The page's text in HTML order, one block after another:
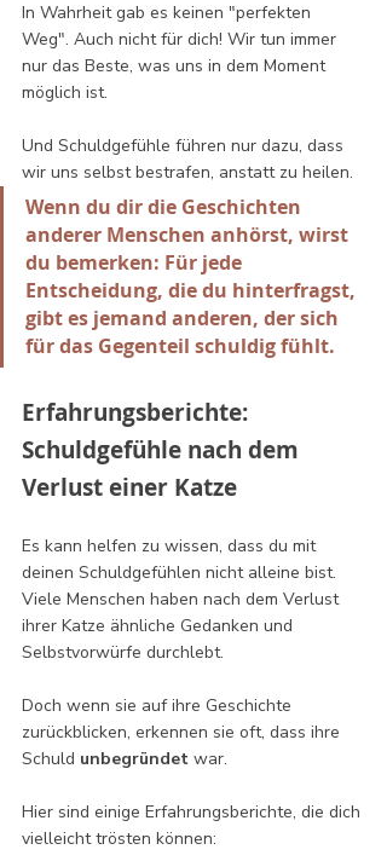
In Wahrheit gab es keinen "perfekten
Weg". Auch nicht für dich! Wir tun immer
nur das Beste, was uns in dem Moment
möglich ist.
Und Schuldgefühle führen nur dazu, dass
wir uns selbst bestrafen, anstatt zu heilen.
Wenn du dir die Geschichten
anderer Menschen anhörst, wirst
du bemerken: Für jede
Entscheidung, die du hinterfragst,
gibt es jemand anderen, der sich
für das Gegenteil schuldig fühlt.
Erfahrungsberichte:
Schuldgefühle nach dem
Verlust einer Katze
Es kann helfen zu wissen, dass du mit
deinen Schuldgefühlen nicht alleine bist.
Viele Menschen haben nach dem Verlust
ihrer Katze ähnliche Gedanken und
Selbstvorwürfe durchlebt.
Doch wenn sie auf ihre Geschichte
zurückblicken, erkennen sie oft, dass ihre
Schuld unbegründet war.
Hier sind einige Erfahrungsberichte, die dich
vielleicht trösten können: